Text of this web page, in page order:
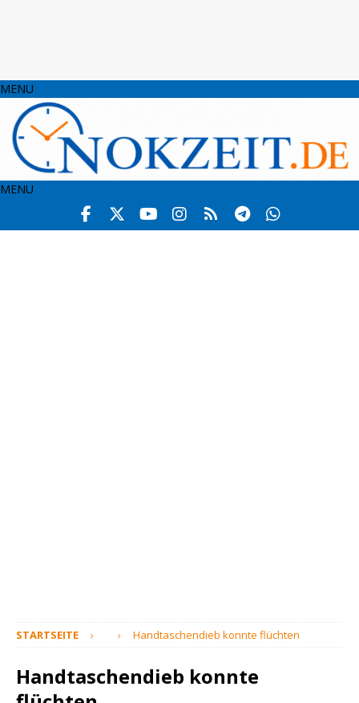
MENU
MENU
STARTSEITE Handtaschendieb konnte flüchten
Handtaschendieb konnte